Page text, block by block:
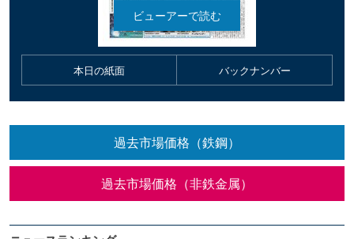
本日の紙面 バックナンバー
過去市場価格（鉄鋼）
過去市場価格（非鉄金属）